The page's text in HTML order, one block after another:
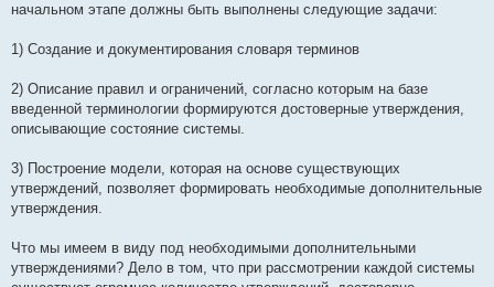
начальном этапе должны быть выполнены следующие задачи:
1) Создание и документирования словаря терминов
2) Описание правил и ограничений, согласно которым на базе
введенной терминологии формируются достоверные утверждения,
описывающие состояние системы.
3) Построение модели, которая на основе существующих
утверждений, позволяет формировать необходимые дополнительные
утверждения.
Что мы имеем в виду под необходимыми дополнительными
утверждениями? Дело в том, что при рассмотрении каждой системы